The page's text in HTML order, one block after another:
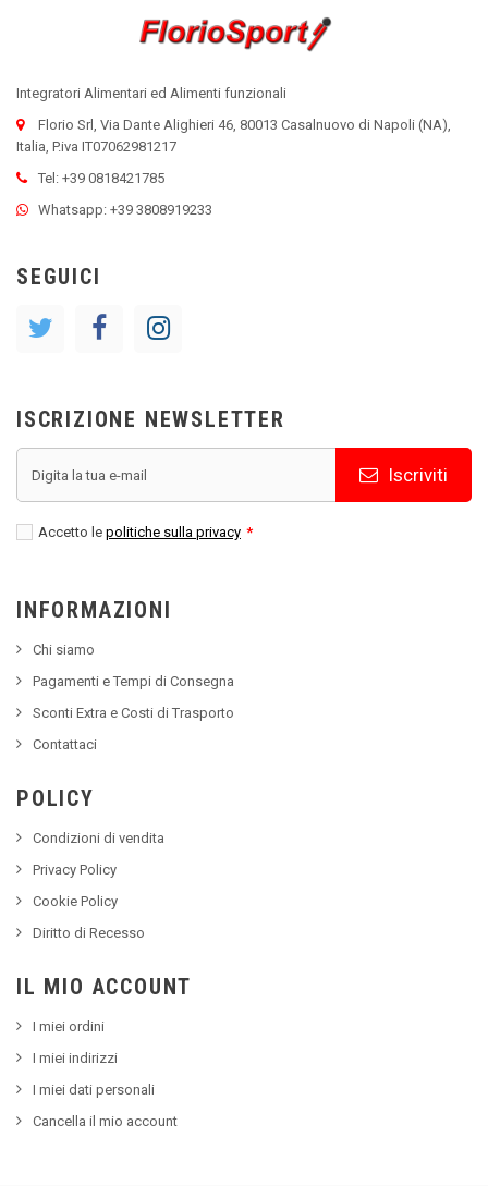
Integratori Alimentari ed Alimenti funzionali
Florio Srl, Via Dante Alighieri 46, 80013 Casalnuovo di Napoli (NA),
Italia, P.iva IT07062981217
Tel: +39 0818421785
Whatsapp: +39 3808919233
SEGUICI
ISCRIZIONE NEWSLETTER
Iscriviti
Accetto le politiche sulla privacy *
INFORMAZIONI
Chi siamo
Pagamenti e Tempi di Consegna
Sconti Extra e Costi di Trasporto
Contattaci
POLICY
Condizioni di vendita
Privacy Policy
Cookie Policy
Diritto di Recesso
IL MIO ACCOUNT
I miei ordini
I miei indirizzi
I miei dati personali
Cancella il mio account